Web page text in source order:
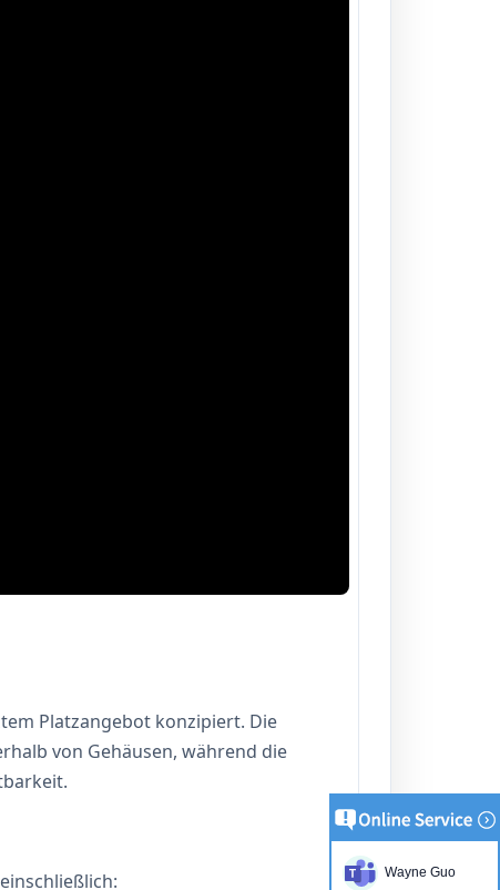
Platzangebot konzipiert. Die
von Gehäusen, während die
Wayne Guo